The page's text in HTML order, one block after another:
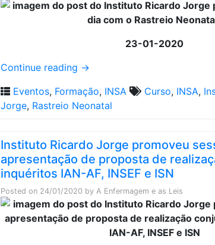
23-01-2020
Continue reading →
Eventos, Formação, INSA Curso, INSA,
Jorge, Rastreio Neonatal
Instituto Ricardo Jorge promoveu
apresentação de proposta de
inquéritos IAN-AF, INSEF e ISN
Posted on 24/01/2020 by A Enfermagem e as Leis